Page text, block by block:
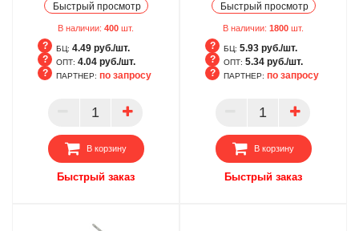
Быстрый просмотр
В наличии: 400 шт.
БЦ: 4.49 руб./шт.
ОПТ: 4.04 руб./шт.
ПАРТНЕР
ПАРТНЕР: по запросу
В корзину
Быстрый заказ
Быстрый просмотр
В наличии: 1800 шт.
БЦ: 5.93 руб./шт.
ОПТ: 5.34 руб./шт.
ПАРТНЕР
ПАРТНЕР: по запросу
В корзину
Быстрый заказ